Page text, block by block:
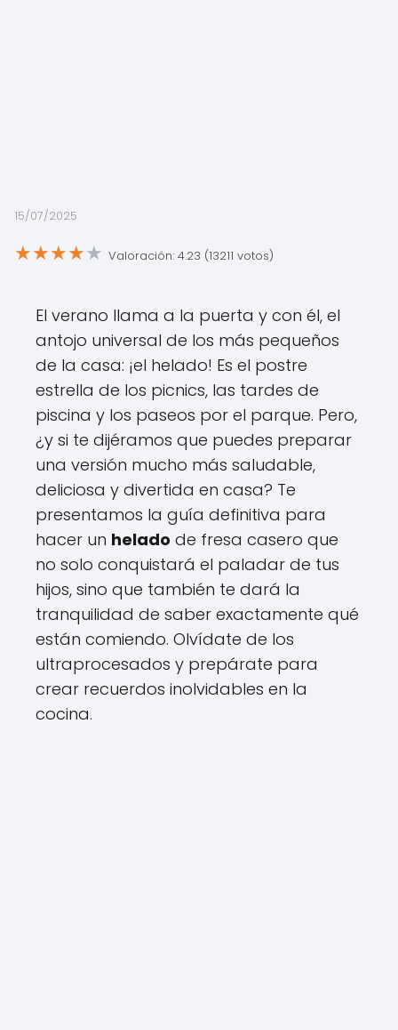
15/07/2025
★★★★★ Valoración: 4.23 (13211 votos)
El verano llama a la puerta y con él, el
antojo universal de los más pequeños
de la casa: ¡el helado! Es el postre
estrella de los picnics, las tardes de
piscina y los paseos por el parque. Pero,
¿y si te dijéramos que puedes preparar
una versión mucho más saludable,
deliciosa y divertida en casa? Te
presentamos la guía definitiva para
hacer un helado de fresa casero que
no solo conquistará el paladar de tus
hijos, sino que también te dará la
tranquilidad de saber exactamente qué
están comiendo. Olvídate de los
ultraprocesados y prepárate para
crear recuerdos inolvidables en la
cocina.